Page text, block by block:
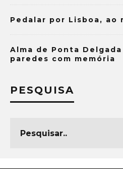
Pedalar por Lisboa, ao
Alma de Ponta
paredes com memória
PESQUISA